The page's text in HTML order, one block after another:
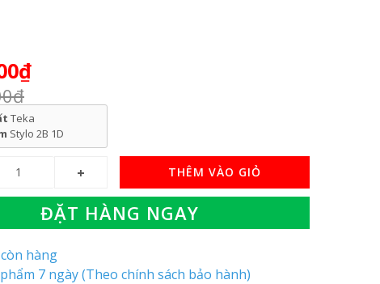
Teka
Stylo 2B 1D
THÊM VÀO GIỎ
ĐẶT HÀNG NGAY
hàng
7 ngày (Theo chính sách bảo hành)